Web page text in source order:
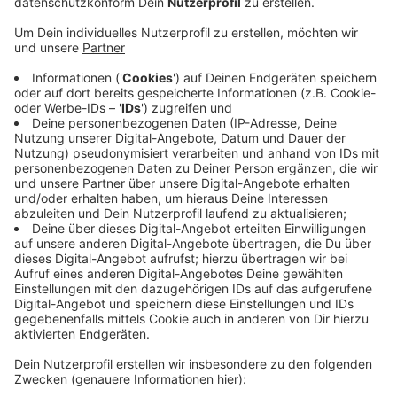
alles Mögliche. Weihnachten, Silvester, Karneval,
Kindererziehung, Alltägliches und Besonderes,
Fremdgehen, Alkohol, Streiten und Lieben. Den
Podcast gibt es kostenlos bei Spotify und da
gehört er seit Monaten zu den beliebtesten und er
ist vor kurzem mit dem Deutschen Podcastpreis
ausgezeichnet worden. Natürlich liegt das daran,
dass Charlotte Roche als Moderatorin und
Buchautorin sehr bekannt ist. Und bekannt dafür,
dass ihr nichts zu peinlich oder intim ist. Aber die
Gespräche der beiden sind auch wirklich sehr
ehrlich und authentisch. Ich finde nicht alles gut,
was die beiden sagen, aber ich höre gerne zu.
Veröffentlicht:Freitag, 01.05.2020 07:19